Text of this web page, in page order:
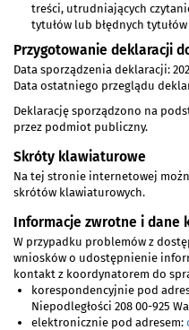
treści, utrudniających
tytułów lub błędnych
Przygotowanie deklaracji
Data sporządzenia deklaracji:
Data ostatniego przeglądu
Deklarację sporządzono na
przez podmiot publiczny.
Skróty klawiaturowe
Na tej stronie internetowej
skrótów klawiaturowych.
Informacje zwrotne i dane
W przypadku problemów z
wniosków o udostępnienie
kontakt z koordynatorem do
korespondencyjnie pod
Niepodległości 208 00-925
elektronicznie pod adresem: